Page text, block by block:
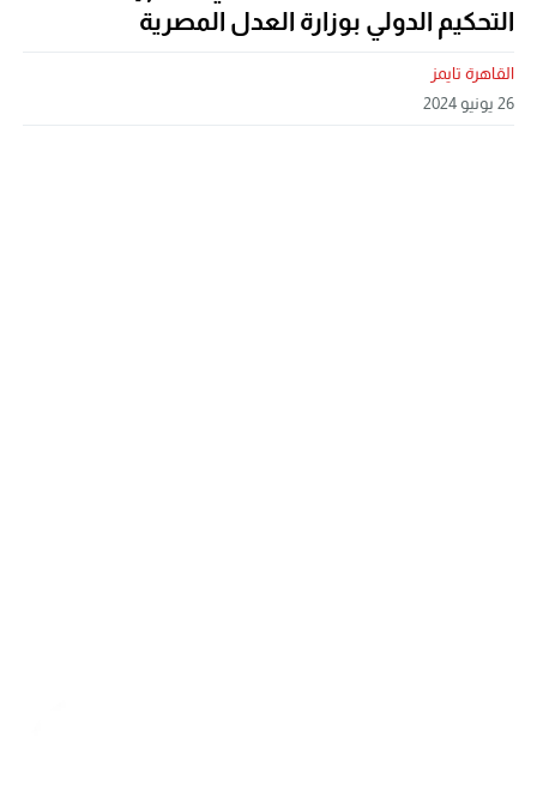
التحكيم الدولي بوزارة العدل المصرية
القاهرة تايمز
26 يونيو 2024